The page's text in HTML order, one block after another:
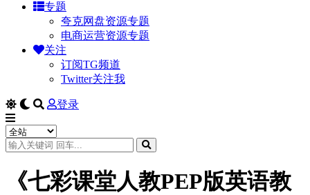
专题
夸克网盘资源专题
电商运营资源专题
关注
订阅TG频道
Twitter关注我
登录
《七彩课堂人教PEP版英语教